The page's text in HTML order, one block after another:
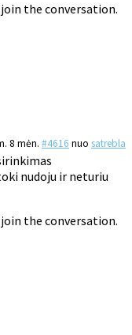
the conversation.
8 mėn. #4616 nuo satrebla
nudoju ir neturiu
the conversation.